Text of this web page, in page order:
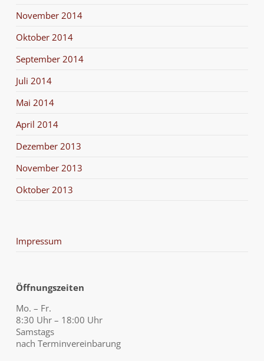
November 2014
Oktober 2014
September 2014
Juli 2014
Mai 2014
April 2014
Dezember 2013
November 2013
Oktober 2013
Impressum
Öffnungszeiten
Mo. – Fr.
8:30 Uhr – 18:00 Uhr
Samstags
nach Terminvereinbarung